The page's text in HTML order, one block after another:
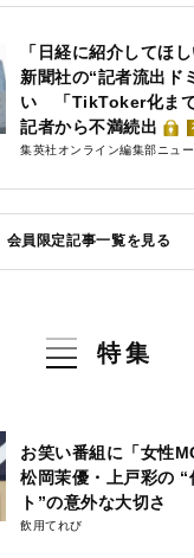
「日経に紹介してほ
新聞社の“記者流出ド
い 「TikToker化ま
記者から不満続出
集英社オンライン編集部ニュ
会員限定記事一覧を見る
特集
お笑い番組に「女性
松岡茉優・上戸彩の
ト”の意外な大切さ
飲用てれび